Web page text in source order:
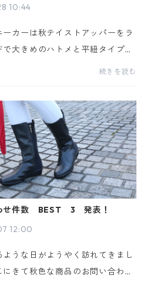
10:44
ーカーは秋テイストアッパーをラ
で大きめのハトメと平紐タイプが
になった人気スニーカーシリーズ
ト・ブラックサイズ・S・M・
続きを読む
せ件数 BEST 3 発表！
12:00
ような日がようやく訪れてきまし
きて秋色な商品のお問い合わせ